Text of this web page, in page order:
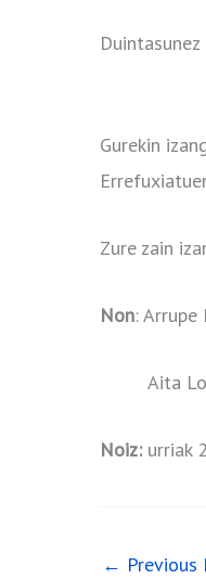
Gurekin
Zure zain
Non:
Aita
Noiz:urriak
← Previous